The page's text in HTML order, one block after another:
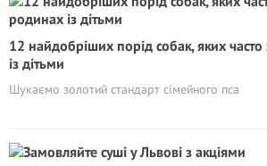
12 найдобріших порід собак, яких
із дітьми
Шукаємо золотий стандарт сімейного пса